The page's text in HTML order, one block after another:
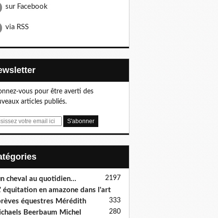
sur Facebook
via RSS
vous pour être averti des
articles publiés.
cheval au quotidien... 2197
équitation en amazone dans l'art
333
équestres Mérédith
Beerbaum Michel
280